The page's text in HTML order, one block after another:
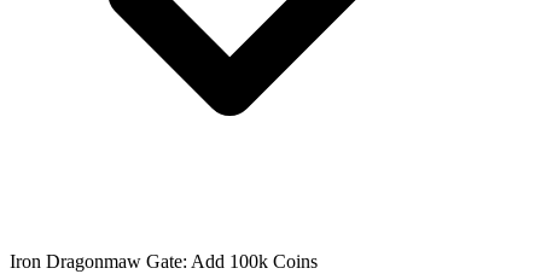
Iron Dragonmaw Gate: Add 100k Coins